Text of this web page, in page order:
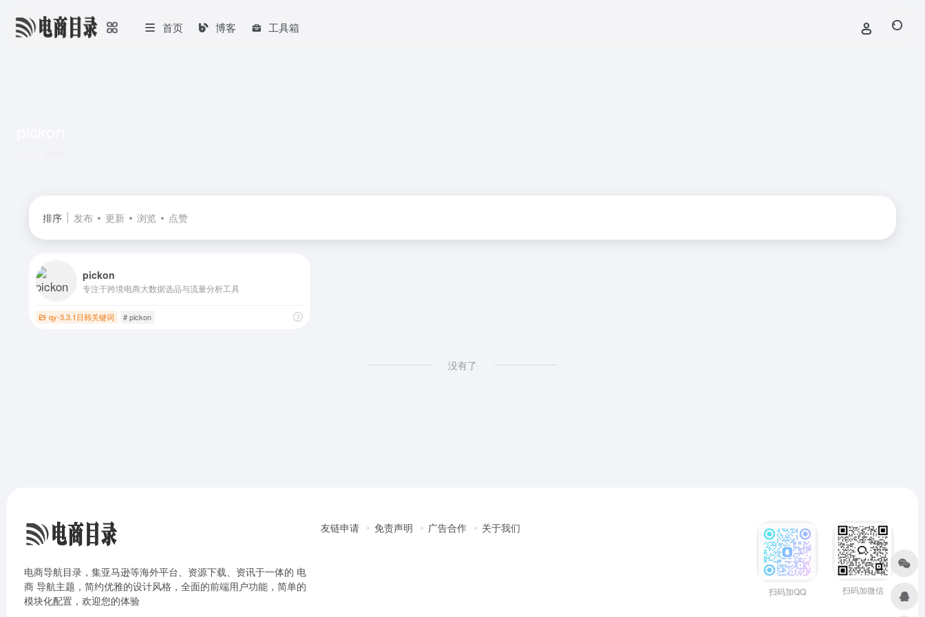
首页 博客 工具箱
排序 发布 更新 浏览 点赞
pickon
专注于跨境电商大数据选品与流量分析工具
qy-3.3.1日韩关键词 # pickon
没有了
电商导航目录，集亚马逊等海外平台、资源下载、资讯于一体的 电
商 导航主题，简约优雅的设计风格，全面的前端用户功能，简单的
模块化配置，欢迎您的体验
友链申请 免责声明 广告合作 关于我们
扫码加QQ 扫码加微信